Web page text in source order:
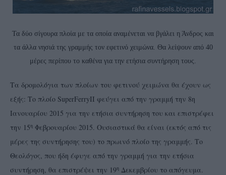
Τα δύο σίγουρα πλοία με τα οποία αναμένεται να βγάλει η Άνδρος και
τα άλλα νησιά της γραμμής τον εφετινό χειμώνα. Θα λείψουν από 40
μέρες περίπου το καθένα για την ετήσια συντήρηση τους.
Τα δρομολόγια των πλοίων του φετινού χειμώνα θα έχουν ως
εξής: Το πλοίο SuperFerryII φεύγει από την γραμμή την 8η
Ιανουαρίου 2015 για την ετήσια συντήρηση του και επιστρέφει
την 15η Φεβρουαρίου 2015. Ουσιαστικά θα είναι (εκτός από τις
μέρες της συντήρησης του) το πρωινό πλοίο της γραμμής. Το
Θεολόγος, που ήδη έφυγε από την γραμμή για την ετήσια
συντήρηση, θα επιστρέψει την 19η Δεκεμβρίου το απόγευμα.